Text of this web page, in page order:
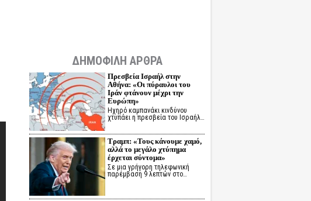
ΔΗΜΟΦΙΛΗ ΑΡΘΡΑ
Πρεσβεία Ισραήλ στην
Αθήνα: «Οι πύραυλοι του
Ιράν φτάνουν μέχρι την
Ευρώπη»
Ηχηρό καμπανάκι κινδύνου
χτυπάει η πρεσβεία του Ισραήλ…
Τραμπ: «Τους κάνουμε χαμό,
αλλά το μεγάλο χτύπημα
έρχεται σύντομα»
Σε μια γρήγορη τηλεφωνική
παρέμβαση 9 λεπτών στο…